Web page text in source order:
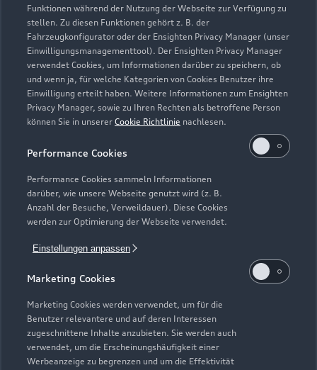
Funktionen während der Nutzung der Webseite zur Verfügung zu
stellen. Zu diesen Funktionen gehört z. B. der
Fahrzeugkonfigurator oder der Ensighten Privacy Manager (unser
Einwilligungsmanagementtool). Der Ensighten Privacy Manager
verwendet Cookies, um Informationen darüber zu speichern, ob
und wenn ja, für welche Kategorien von Cookies Benutzer ihre
Einwilligung erteilt haben. Weitere Informationen zum Ensighten
Privacy Manager, sowie zu Ihren Rechten als betroffene Person
können Sie in unserer Cookie Richtlinie nachlesen.
Performance Cookies
Performance Cookies sammeln Informationen
darüber, wie unsere Webseite genutzt wird (z. B.
Anzahl der Besuche, Verweildauer). Diese Cookies
werden zur Optimierung der Webseite verwendet.
Einstellungen anpassen
Marketing Cookies
Marketing Cookies werden verwendet, um für die
Benutzer relevantere und auf deren Interessen
zugeschnittene Inhalte anzubieten. Sie werden auch
verwendet, um die Erscheinungshäufigkeit einer
Werbeanzeige zu begrenzen und um die Effektivität
Zurück nach oben
Modelle
Elektromodelle
Plug-in-Hybride
Neuwagensuche
Gebrauchtwagensuche
Geschäftskunden
Service & Zubehör
Saisonale Angebote
Audi Services
Garantie
Audi digital services
myAudi
Support
Audi Code
Häufige Fragen (FAQ)
Über Audi
Unternehmen
Karriere
Investor Relations